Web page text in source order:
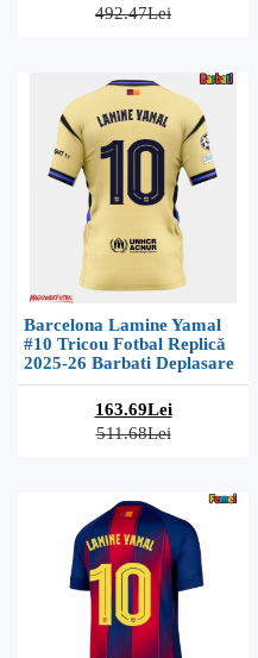
492.47Lei
Barcelona Lamine Yamal
#10 Tricou Fotbal Replică
2025-26 Barbati Deplasare
163.69Lei
511.68Lei